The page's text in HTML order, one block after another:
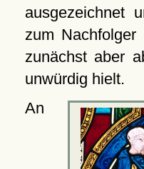
ausgezeichnet
zum
zunächst aber
unwürdig hielt.
An